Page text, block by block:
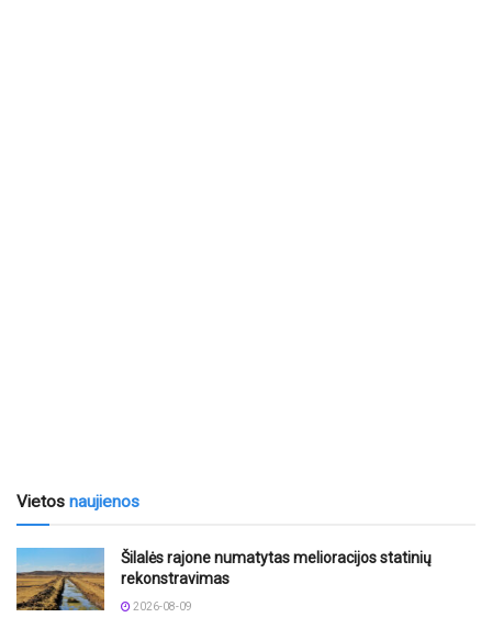
Vietos naujienos
Šilalės rajone numatytas melioracijos statinių
rekonstravimas
2026-08-09